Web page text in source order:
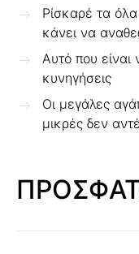
Ρίσκαρέ τα
κάνει να
Αυτό που είναι
κυνηγήσεις
Οι μεγάλες
μικρές δεν